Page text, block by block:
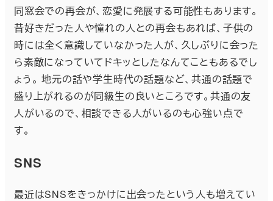
同窓会での再会が、恋愛に発展する可能性もあります。
昔好きだった人や憧れの人との再会もあれば、子供の
時には全く意識していなかった人が、久しぶりに会った
ら素敵になっていてドキッとしたなんてこともあるでし
ょう。 地元の話や学生時代の話題など、共通の話題で
盛り上がれるのが同級生の良いところです。共通の友
人がいるので、相談できる人がいるのも心強い点で
す。
SNS
最近はSNSをきっかけに出会ったという人も増えてい